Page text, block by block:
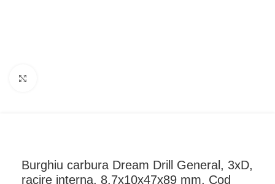
Burghiu carbura Dream Drill General, 3xD,
racire interna, 8.7x10x47x89 mm, Cod